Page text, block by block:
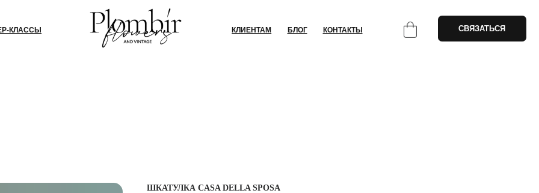
БЛОГ КОНТАКТЫ СВЯЗАТЬСЯ
ШКАТУЛКА CASA DELLA SPOSA